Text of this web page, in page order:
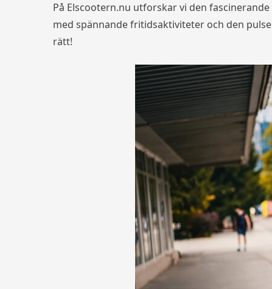
På Elscootern.nu utforskar vi den
med spännande fritidsaktiviteter och den
rätt!